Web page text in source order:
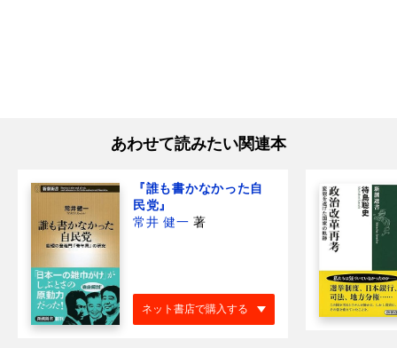
あわせて読みたい関連本
『誰も書かなかった自
民党』
常井 健一 著
ネット書店で購入する